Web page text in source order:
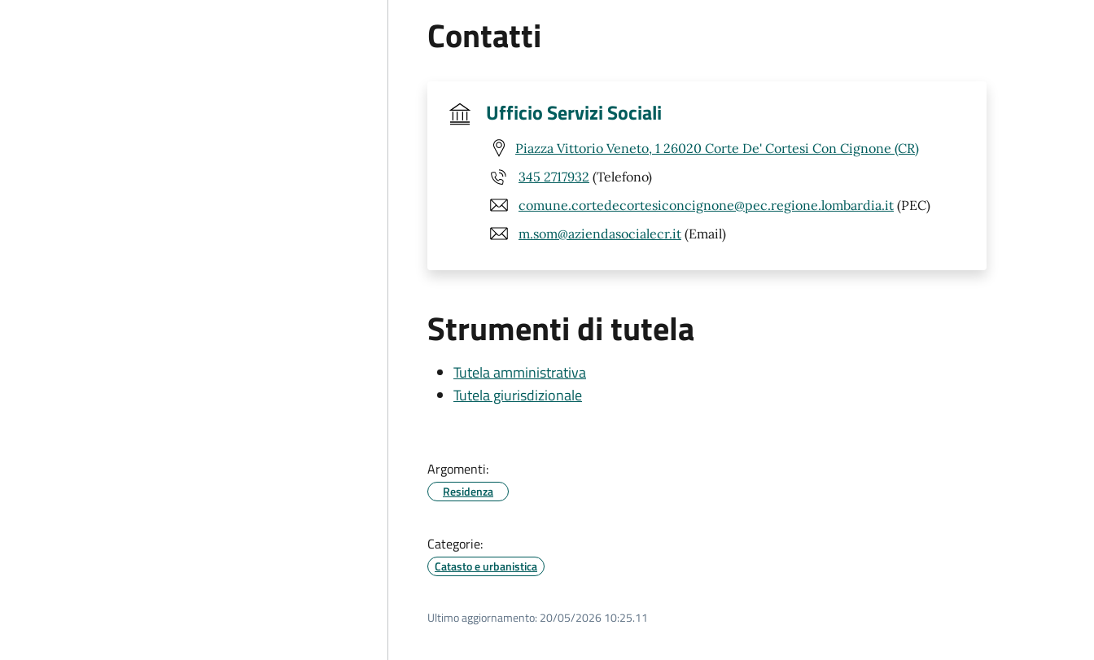
Contatti
Ufficio Servizi Sociali
Piazza Vittorio Veneto, 1 26020 Corte De' Cortesi Con Cignone (CR)
345 2717932 (Telefono)
comune.cortedecortesiconcignone@pec.regione.lombardia.it (PEC)
m.som@aziendasocialecr.it (Email)
Strumenti di tutela
Tutela amministrativa
Tutela giurisdizionale
Argomenti:
Residenza
Categorie:
Catasto e urbanistica
Ultimo aggiornamento: 20/05/2026 10:25.11